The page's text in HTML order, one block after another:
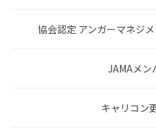
協会認定 アンガーマネジ
JAMAメン
キャリコン